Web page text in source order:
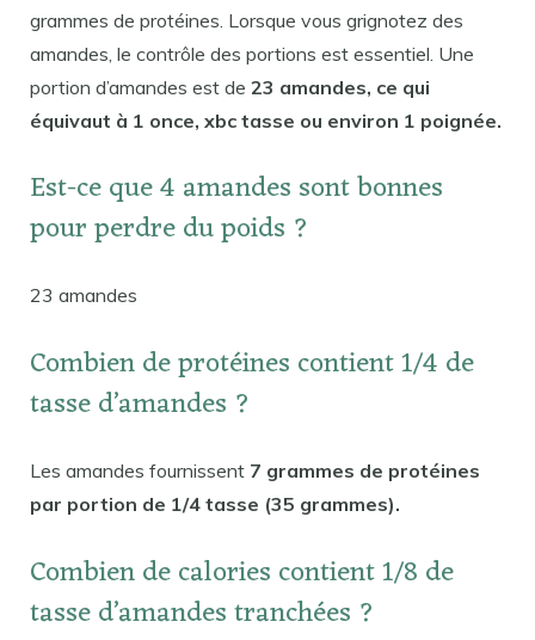
grammes de protéines. Lorsque vous grignotez des
amandes, le contrôle des portions est essentiel. Une
portion d’amandes est de 23 amandes, ce qui
équivaut à 1 once, xbc tasse ou environ 1 poignée.
Est-ce que 4 amandes sont bonnes
pour perdre du poids ?
23 amandes
Combien de protéines contient 1/4 de
tasse d’amandes ?
Les amandes fournissent 7 grammes de protéines
par portion de 1/4 tasse (35 grammes).
Combien de calories contient 1/8 de
tasse d’amandes tranchées ?